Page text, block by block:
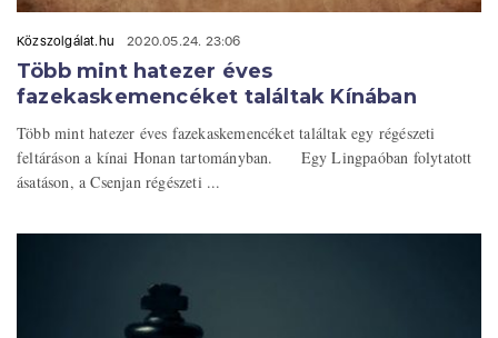
Közszolgálat.hu 2020.05.24. 23:06
Több mint hatezer éves
fazekaskemencéket találtak Kínában
Több mint hatezer éves fazekaskemencéket találtak egy régészeti
feltáráson a kínai Honan tartományban. Egy Lingpaóban folytatott
ásatáson, a Csenjan régészeti ...